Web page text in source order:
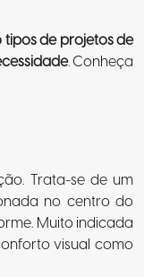
tipos de projetos de
. Conheça
Trata-se de um
no centro do
Muito indicada
visual como